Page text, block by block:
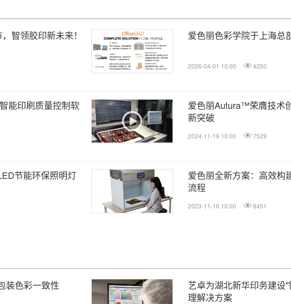
智领胶印新未来！ 爱色丽色彩学院于上海总
2026-04-01 10:00 4250
能印刷质量控制软
爱色丽Autura™荣膺技术
新突破
2024-11-19 10:00 7529
节能环保照明灯
爱色丽全新方案：高效构
流程
2023-11-16 10:00 8451
装色彩一致性
艺卓为湖北新华印务建设
理解决方案